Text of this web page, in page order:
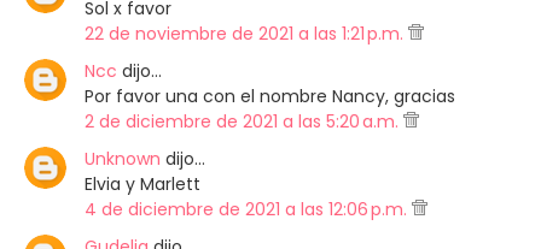
Sol x favor
22 de noviembre de 2021 a las 1:21 p.m.
Ncc dijo…
Por favor una con el nombre Nancy, gracias
2 de diciembre de 2021 a las 5:20 a.m.
Unknown dijo…
Elvia y Marlett
4 de diciembre de 2021 a las 12:06 p.m.